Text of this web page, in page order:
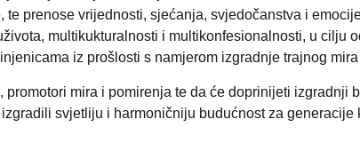
prenose vrijednosti, sjećanja, svjedočanstva i
multikukturalnosti i multikonfesionalnosti, u cilju
iz prošlosti s namjerom izgradnje trajnog
mira i pomirenja te da će doprinijeti izgradnji
svjetliju i harmoničniju budućnost za generacije